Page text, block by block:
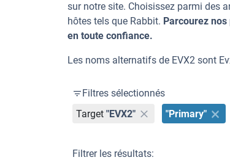
sur notre site. Choisissez parmi des
hôtes tels que Rabbit. Parcourez
en toute confiance.
Les noms alternatifs de EVX2 sont
Filtres sélectionnés
Target "EVX2" "Primary"
Filtrer les résultats: